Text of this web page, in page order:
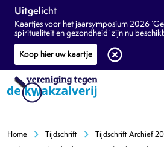
Uitgelicht
Kaartjes voor het jaarsymposium 2026
spiritualiteit en gezondheid’ zijn nu
Koop hier uw kaartje
highlight_off
Home chevron_right Tijdschrift chevron_right Tijdschrift Archief